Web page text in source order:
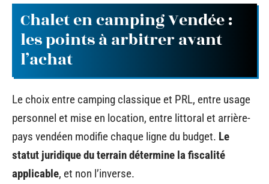
Chalet en camping Vendée :
les points à arbitrer avant
l’achat
Le choix entre camping classique et PRL, entre usage
personnel et mise en location, entre littoral et arrière-
pays vendéen modifie chaque ligne du budget. Le
statut juridique du terrain détermine la fiscalité
applicable, et non l’inverse.